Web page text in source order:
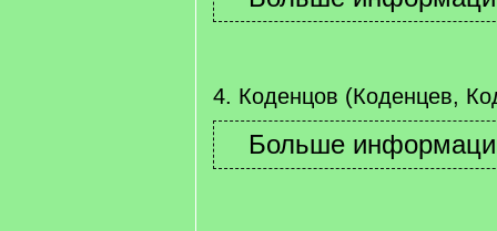
4. Коденцов (Коденцев,